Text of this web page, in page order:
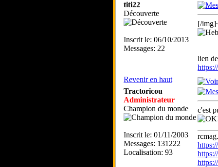
titi22
Découverte
Inscrit le: 06/10/2013
Messages: 22
[/
lien
Revenir en haut
Tractoricou
Administrateur
Champion du monde
Inscrit le: 01/11/2003
Messages: 131222
Localisation: 93
c'est